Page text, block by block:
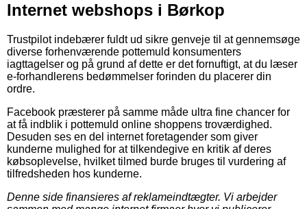
Internet webshops i Børkop
Trustpilot indebærer fuldt ud sikre genveje til at gennemsøge
diverse forhenværende pottemuld konsumenters
iagttagelser og på grund af dette er det fornuftigt, at du læser
e-forhandlerens bedømmelser forinden du placerer din
ordre.
Facebook præsterer på samme måde ultra fine chancer for
at få indblik i pottemuld online shoppens troværdighed.
Desuden ses en del internet foretagender som giver
kunderne mulighed for at tilkendegive en kritik af deres
købsoplevelse, hvilket tilmed burde bruges til vurdering af
tilfredsheden hos kunderne.
Denne side finansieres af reklameindtægter. Vi arbejder